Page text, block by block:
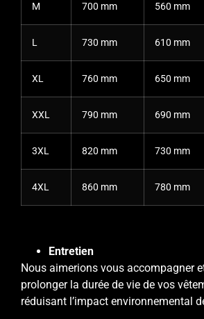
M 700 mm 560 mm
L 730 mm 610 mm
XL 760 mm 650 mm
XXL 790 mm 690 mm
3XL 820 mm 730 mm
4XL 860 mm 780 mm
Entretien
Nous aimerions vous accompagner
prolonger la durée de vie de vos
réduisant l’impact environnemental